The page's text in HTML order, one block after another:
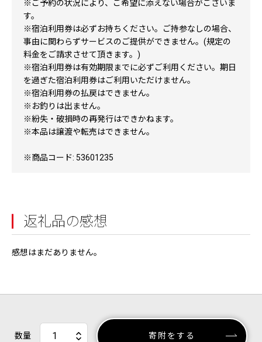
※ご予約の状況により、ご希望に添えない場合がございま
す。
※宿泊利用券は必ずお持ちください。ご持参なしの場合、
事由に関わらずサービスのご提供ができません。(規定の
料金をご請求させて頂きます。)
※宿泊利用券は有効期限までに必ずご利用ください。期日
を過ぎた宿泊利用券はご利用いただけません。
※宿泊利用券の払戻はできません。
※お釣りは出ません。
※紛失・破損時の再発行はできかねます。
※本品は譲渡や転売はできません。
※商品コード: 53601235
返礼品の感想
感想はまだありません。
数量 寄附をする